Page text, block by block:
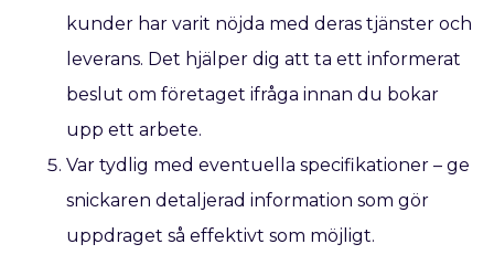
kunder har varit nöjda med deras tjänster och
leverans. Det hjälper dig att ta ett informerat
beslut om företaget ifråga innan du bokar
upp ett arbete.
Var tydlig med eventuella specifikationer – ge
snickaren detaljerad information som gör
uppdraget så effektivt som möjligt.